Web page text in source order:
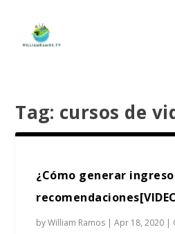
Tag: cursos de
¿Cómo generar
byWilliam Ramos |Apr 18, 2020 |